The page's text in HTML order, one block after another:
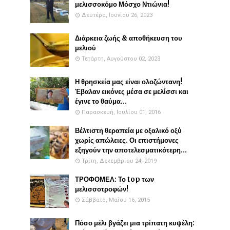
μελισσοκόμο Μόσχο Ντιώνια!
Δευτέρα, Ιουνίου 26, 2023
Διάρκεια ζωής & αποθήκευση του
μελιού
Τετάρτη, Αυγούστου 02, 2023
Η θρησκεία μας είναι ολοζώντανη!
Έβαλαν εικόνες μέσα σε μελίσσι και
έγινε το θαύμα...
Παρασκευή, Ιουλίου 01, 2016
Βέλτιστη θεραπεία με οξαλικό οξύ
χωρίς απώλειες. Οι επιστήμονες
εξηγούν την αποτελεσματικότερη...
Τρίτη, Δεκεμβρίου 24, 2019
ΤΡΟΦΟΜΕΛ: Το top των
μελισσοτροφών!
Σάββατο, Μαΐου 16, 2015
Πόσο μέλι βγάζει μια τρίπατη κυψέλη: